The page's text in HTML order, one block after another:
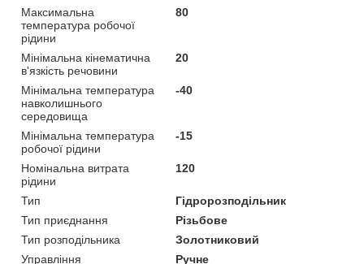
Максимальна
температура робочої
рідини
80
Мінімальна кінематична
в'язкість речовини
20
Мінімальна температура
навколишнього
середовища
-40
Мінімальна температура
робочої рідини
-15
Номінальна витрата
рідини
120
Тип
Гідророзподільник
Тип приєднання
Різьбове
Тип розподільника
Золотниковий
Управління
Ручне